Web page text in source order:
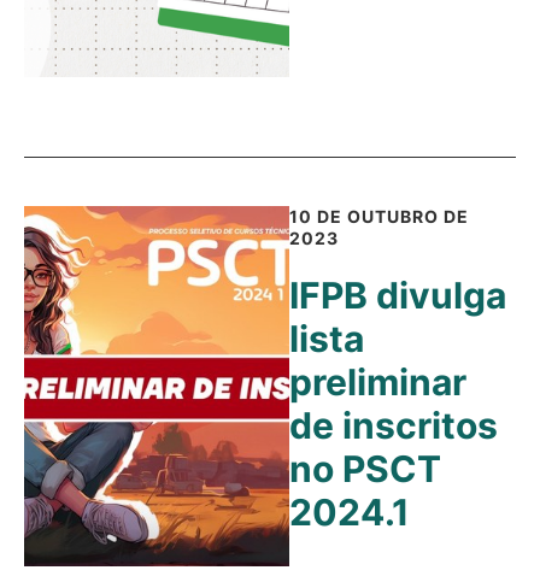
10 DE OUTUBRO DE
2023
IFPB divulga
lista
preliminar
de inscritos
no PSCT
2024.1